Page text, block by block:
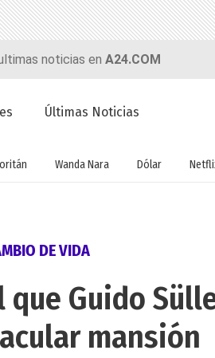
noticias en A24.COM
Últimas Noticias
Wanda Nara Dólar
DE VIDA
Guido
mansión